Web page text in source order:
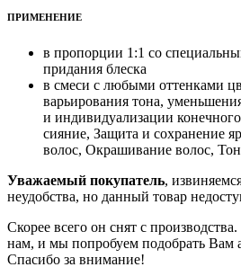
ПРИМЕНЕНИЕ
в пропорции 1:1 со
придания блеска
в смеси с любыми оттенками
варьирования тона,
и индивидуализации конечного
сияние, Защита и сохранение
волос, Окрашивание волос,
Уважаемый покупатель,
неудобства, но данный товар
Скорее всего он снят с
нам, и мы попробуем подобрать Вам
Спасибо за внимание!